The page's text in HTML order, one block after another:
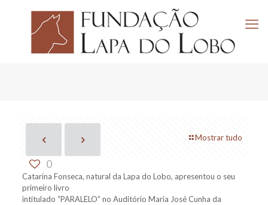
Mostrar tudo
0
Catarina Fonseca, natural da Lapa do Lobo, apresentou o seu
primeiro livro
intitulado “PARALELO” no Auditório Maria José Cunha da